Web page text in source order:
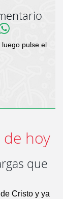
pulse el
de hoy
que
Cristo y ya